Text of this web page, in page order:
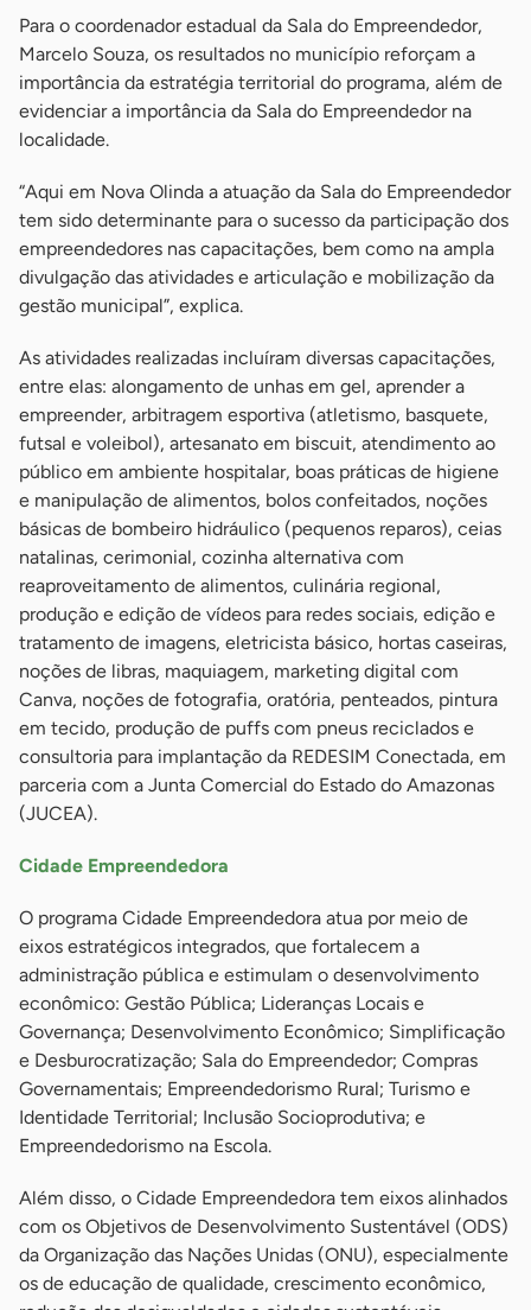
Para o coordenador estadual da Sala do Empreendedor,
Marcelo Souza, os resultados no município reforçam a
importância da estratégia territorial do programa, além de
evidenciar a importância da Sala do Empreendedor na
localidade.
“Aqui em Nova Olinda a atuação da Sala do Empreendedor
tem sido determinante para o sucesso da participação dos
empreendedores nas capacitações, bem como na ampla
divulgação das atividades e articulação e mobilização da
gestão municipal”, explica.
As atividades realizadas incluíram diversas capacitações,
entre elas: alongamento de unhas em gel, aprender a
empreender, arbitragem esportiva (atletismo, basquete,
futsal e voleibol), artesanato em biscuit, atendimento ao
público em ambiente hospitalar, boas práticas de higiene
e manipulação de alimentos, bolos confeitados, noções
básicas de bombeiro hidráulico (pequenos reparos), ceias
natalinas, cerimonial, cozinha alternativa com
reaproveitamento de alimentos, culinária regional,
produção e edição de vídeos para redes sociais, edição e
tratamento de imagens, eletricista básico, hortas caseiras,
noções de libras, maquiagem, marketing digital com
Canva, noções de fotografia, oratória, penteados, pintura
em tecido, produção de puffs com pneus reciclados e
consultoria para implantação da REDESIM Conectada, em
parceria com a Junta Comercial do Estado do Amazonas
(JUCEA).
Cidade Empreendedora
O programa Cidade Empreendedora atua por meio de
eixos estratégicos integrados, que fortalecem a
administração pública e estimulam o desenvolvimento
econômico: Gestão Pública; Lideranças Locais e
Governança; Desenvolvimento Econômico; Simplificação
e Desburocratização; Sala do Empreendedor; Compras
Governamentais; Empreendedorismo Rural; Turismo e
Identidade Territorial; Inclusão Socioprodutiva; e
Empreendedorismo na Escola.
Além disso, o Cidade Empreendedora tem eixos alinhados
com os Objetivos de Desenvolvimento Sustentável (ODS)
da Organização das Nações Unidas (ONU), especialmente
os de educação de qualidade, crescimento econômico,